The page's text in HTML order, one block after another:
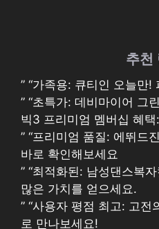
추천
” “가족용: 큐티인 오늘만!
” “초특가: 데비마이어 그
빅3 프리미엄 멤버십 혜
” “프리미엄 품질: 에뛰드
바로 확인해보세요
” “최적화된: 남성댄스복
많은 가치를 얻으세요.
” “사용자 평점 최고: 고
로 만나보세요!